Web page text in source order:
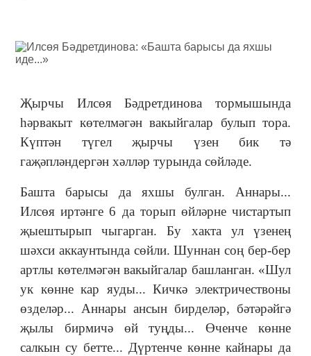
Җырчы Илсөя Бәдретдинова тормышында
һәрвакыт көтелмәгән вакыйгалар булып тора.
Күптән түгел җырчы үзен бик тә
гаҗәпләндергән хәлләр турында сөйләде.
Башта барысы да яхшы булган. Аннары...
Илсөя иртәнге 6 да торып өйләрне чистартып
җыештырып чыгарган. Бу хакта ул үзенең
шәхси аккаунтында сөйли. Шуннан соң бер-бер
артлы көтелмәгән вакыйгалар башланган. «Шул
ук көнне кар яуды... Кичкә электричествоны
өзделәр... Аннары ансын бирделәр, бәтәрәйгә
җылы бирмичә өй туңды... Өченче көнне
салкын су бетте... Дүртенче көнне кайнары да